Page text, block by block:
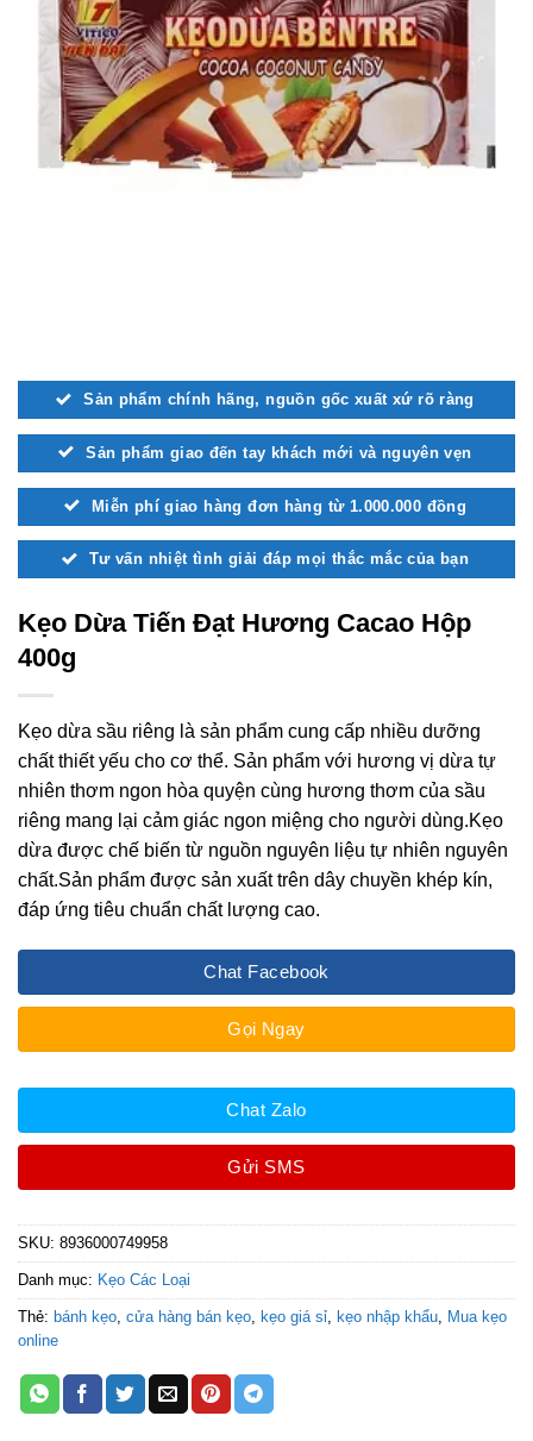
Sản phẩm chính hãng, nguồn gốc xuất xứ rõ ràng
Sản phẩm giao đến tay khách mới và nguyên vẹn
Miễn phí giao hàng đơn hàng từ 1.000.000 đồng
Tư vấn nhiệt tình giải đáp mọi thắc mắc của bạn
Kẹo Dừa Tiến Đạt Hương Cacao Hộp
400g
Kẹo dừa sầu riêng là sản phẩm cung cấp nhiều dưỡng
chất thiết yếu cho cơ thể. Sản phẩm với hương vị dừa tự
nhiên thơm ngon hòa quyện cùng hương thơm của sầu
riêng mang lại cảm giác ngon miệng cho người dùng.Kẹo
dừa được chế biến từ nguồn nguyên liệu tự nhiên nguyên
chất.Sản phẩm được sản xuất trên dây chuyền khép kín,
đáp ứng tiêu chuẩn chất lượng cao.
Chat Facebook
Gọi Ngay
Chat Zalo
Gửi SMS
SKU: 8936000749958
Danh mục: Kẹo Các Loại
Thẻ: bánh kẹo, cửa hàng bán kẹo, kẹo giá sỉ, kẹo nhập khẩu, Mua kẹo
online